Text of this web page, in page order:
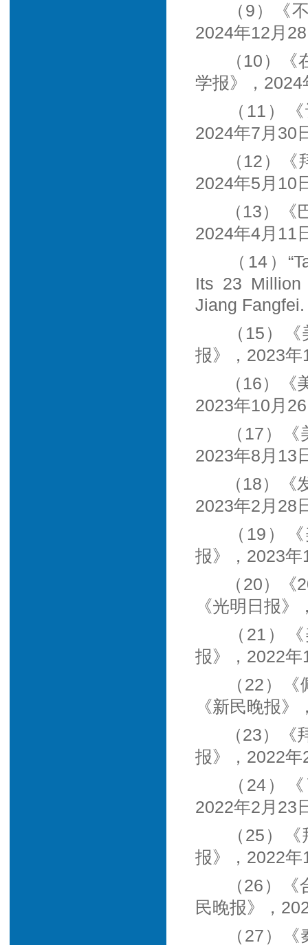
（9）《
2024年12月
（10）
学报》，
（11）
2024年7月30
（12）
2024年5月10
（13）
2024年4月11
（14）
Its 23 Million
Jiang Fangfei.
（15）
报》，2023年
（16）
2023年10月
（17）
2023年8月13
（18）
2023年2月28
（19）
报》，2023年
（20）
《光明日报
（21）
报》，2022年
（22）
《新民晚报
（23）
报》，2022年
（24）
2022年2月23
（25）
报》，2022年
（26）
民晚报》，
（27）